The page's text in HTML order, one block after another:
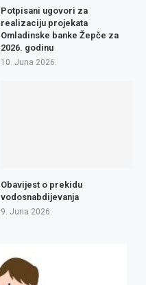
Potpisani ugovori za
realizaciju projekata
Omladinske banke Žepče za
2026. godinu
10. Juna 2026.
Obavijest o prekidu
vodosnabdijevanja
9. Juna 2026.